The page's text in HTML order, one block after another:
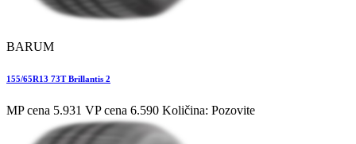
BARUM
155/65R13 73T Brillantis 2
MP cena 5.931 VP cena 6.590 Količina: Pozovite